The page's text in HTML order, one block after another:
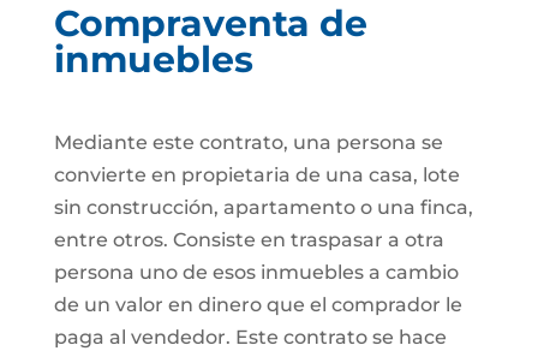
Compraventa de
inmuebles
Mediante este contrato, una persona se
convierte en propietaria de una casa, lote
sin construcción, apartamento o una finca,
entre otros. Consiste en traspasar a otra
persona uno de esos inmuebles a cambio
de un valor en dinero que el comprador le
paga al vendedor. Este contrato se hace